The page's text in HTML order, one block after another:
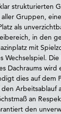
strukturierten
Gruppen,
als
in den
mit
Wechselspiel.
Dachraums wird
dies auf dem
Arbeitsablauf
an
den